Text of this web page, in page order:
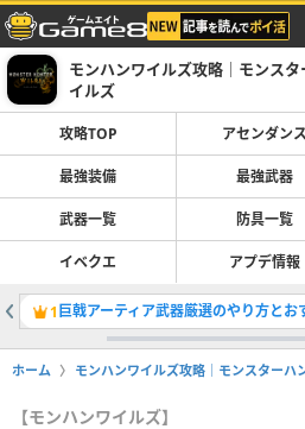
モンハンワイルズ攻略｜モンス
イルズ
攻略TOP アセンダンス
最強装備 最強武器
武器一覧 防具一覧
イベクエ アプデ情報
1巨戟アーティア武器厳選のやり方とお
ホーム モンハンワイルズ攻略｜モンスターハ
【モンハンワイルズ】